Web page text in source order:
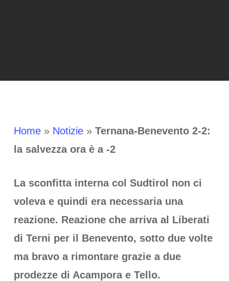
Home» Notizie» Ternana-Benevento 2-2:
la salvezza ora è a -2
La sconfitta interna col Sudtirol non ci
voleva e quindi era necessaria una
reazione. Reazione che arriva al Liberati
di Terni per il Benevento, sotto due volte
ma bravo a rimontare grazie a due
prodezze di Acampora e Tello.